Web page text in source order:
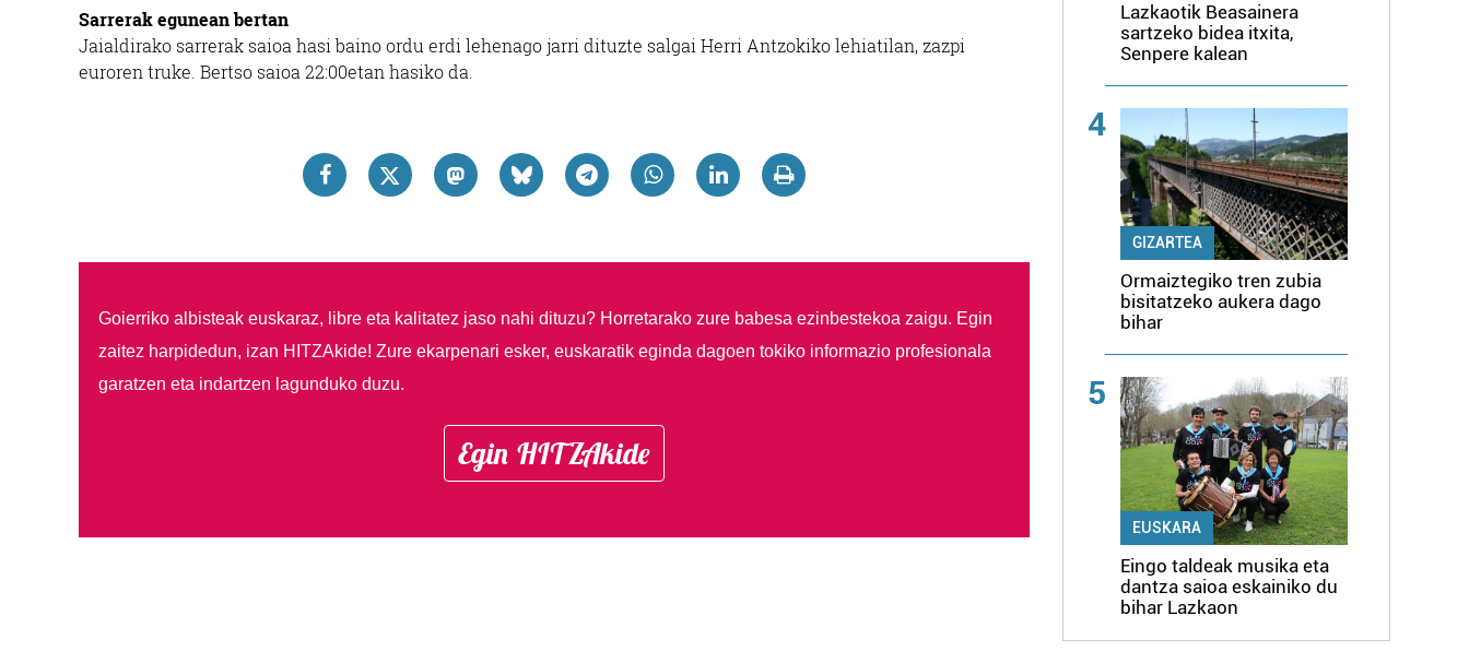
Sarrerak egunean bertan
Jaialdirako sarrerak saioa hasi baino ordu erdi lehenago jarri dituzte salgai Herri Antzokiko lehiatilan, zazpi
euroren truke. Bertso saioa 22:00etan hasiko da.
Goierriko albisteak euskaraz, libre eta kalitatez jaso nahi dituzu? Horretarako zure babesa ezinbestekoa zaigu. Egin
zaitez harpidedun, izan HITZAkide! Zure ekarpenari esker, euskaratik eginda dagoen tokiko informazio profesionala
garatzen eta indartzen lagunduko duzu.
Egin HITZAkide
Lazkaotik Beasainera
sartzeko bidea itxita,
Senpere kalean
4
GIZARTEA
Ormaiztegiko tren zubia
bisitatzeko aukera dago
bihar
5
EUSKARA
Eingo taldeak musika eta
dantza saioa eskainiko du
bihar Lazkaon